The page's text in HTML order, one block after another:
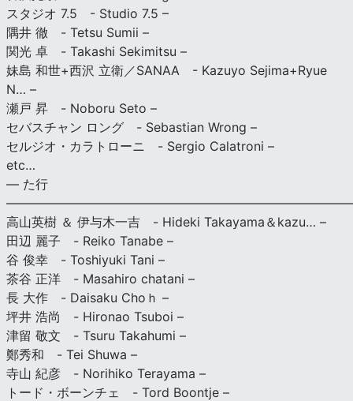
スタジオ 7.5 - Studio 7.5 –
隅井 徹 - Tetsu Sumii –
関光 卓 - Takashi Sekimitsu –
妹島 和世+西沢 立衛／SANAA - Kazuyo Sejima+Ryue
N… –
瀬戸 昇 - Noboru Seto –
セバスチャン ロング - Sebastian Wrong –
セルジオ・カラトローニ - Sergio Calatroni –
etc…
— た行
高山英樹 ＆ 伊与木一吉 - Hideki Takayama＆kazu… –
田辺 麗子 - Reiko Tanabe –
谷 俊幸 - Toshiyuki Tani –
茶谷 正洋 - Masahiro chatani –
長 大作 - Daisaku Choｈ –
坪井 浩尚 - Hironao Tsuboi –
津留 敬文 - Tsuru Takahumi –
鄭秀和 - Tei Shuwa –
寺山 紀彦 - Norihiko Terayama –
トード・ボーンチェ - Tord Boontje –